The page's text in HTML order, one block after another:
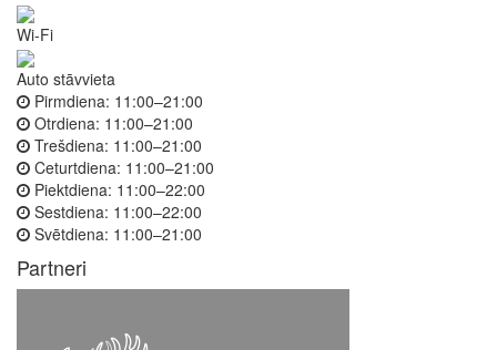
Wi-Fi
Auto stāvvieta
Pirmdiena: 11:00–21:00
Otrdiena: 11:00–21:00
Trešdiena: 11:00–21:00
Ceturtdiena: 11:00–21:00
Piektdiena: 11:00–22:00
Sestdiena: 11:00–22:00
Svētdiena: 11:00–21:00
Partneri